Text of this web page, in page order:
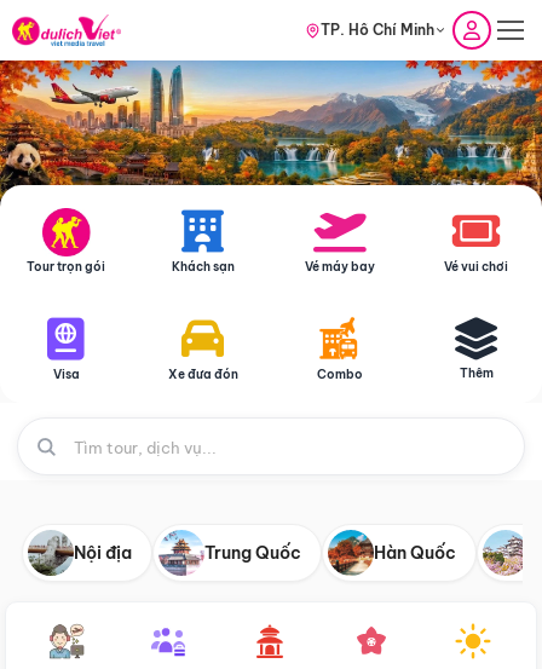
TP. Hồ Chí Minh
Tour trọn gói Khách sạn Vé máy bay Vé vui chơi
Visa Xe đưa đón Combo Thêm
Nội địa Trung Quốc Hàn Quốc